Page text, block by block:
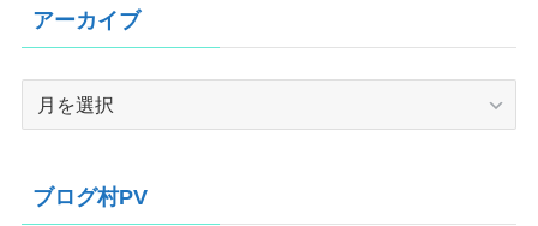
アーカイブ
ブ
ブログ村PV